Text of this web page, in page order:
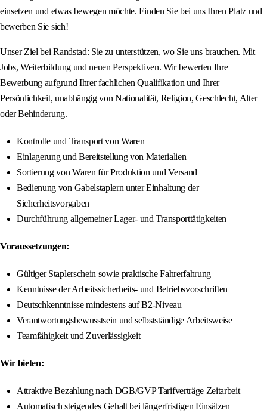
einsetzen und etwas bewegen möchte. Finden Sie bei uns Ihren Platz und
bewerben Sie sich!
Unser Ziel bei Randstad: Sie zu unterstützen, wo Sie uns brauchen. Mit
Jobs, Weiterbildung und neuen Perspektiven. Wir bewerten Ihre
Bewerbung aufgrund Ihrer fachlichen Qualifikation und Ihrer
Persönlichkeit, unabhängig von Nationalität, Religion, Geschlecht, Alter
oder Behinderung.
Kontrolle und Transport von Waren
Einlagerung und Bereitstellung von Materialien
Sortierung von Waren für Produktion und Versand
Bedienung von Gabelstaplern unter Einhaltung der
Sicherheitsvorgaben
Durchführung allgemeiner Lager- und Transporttätigkeiten
Voraussetzungen:
Gültiger Staplerschein sowie praktische Fahrerfahrung
Kenntnisse der Arbeitssicherheits- und Betriebsvorschriften
Deutschkenntnisse mindestens auf B2-Niveau
Verantwortungsbewusstsein und selbstständige Arbeitsweise
Teamfähigkeit und Zuverlässigkeit
Wir bieten:
Attraktive Bezahlung nach DGB/GVP Tarifverträge Zeitarbeit
Automatisch steigendes Gehalt bei längerfristigen Einsätzen